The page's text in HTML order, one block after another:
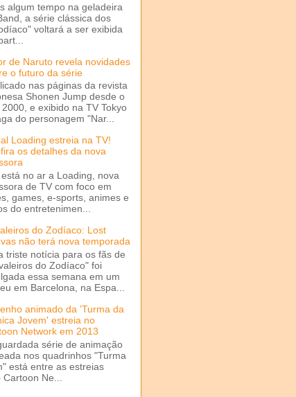
algum tempo na geladeira
a série clássica dos
voltará a ser exibida
de Naruto revela novidades
o futuro da série
nas páginas da revista
Shonen Jump desde o
e exibido na TV Tokyo
do personagem "Nar...
Loading estreia na TV!
os detalhes da nova
no ar a Loading, nova
de TV com foco em
games, e-sports, animes e
do entretenimen...
do Zodíaco: Lost
não terá nova temporada
triste notícia para os fãs de
do Zodíaco" foi
essa semana em um
em Barcelona, na Espa...
animado da 'Turma da
Jovem' estreia no
Network em 2013
série de animação
nos quadrinhos "Turma
está entre as estreias
Ne...